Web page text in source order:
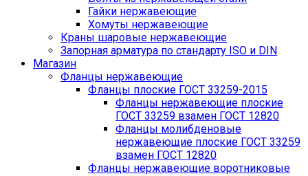
Гайки нержавеющие
Хомуты нержавеющие
Краны шаровые нержавеющие
Запорная арматура по стандарту ISO и DIN
Магазин
Фланцы нержавеющие
Фланцы плоские ГОСТ 33259-2015
Фланцы нержавеющие плоские
ГОСТ 33259 взамен ГОСТ 12820
Фланцы молибденовые
нержавеющие плоские ГОСТ 33259
взамен ГОСТ 12820
Фланцы нержавеющие воротниковые